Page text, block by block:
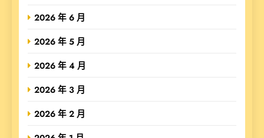
2026 年 6 月
2026 年 5 月
2026 年 4 月
2026 年 3 月
2026 年 2 月